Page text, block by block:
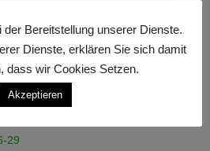
29
Bereitstellung unserer Dienste.
Dienste, erklären Sie sich damit
dass wir Cookies Setzen.
Akzeptieren